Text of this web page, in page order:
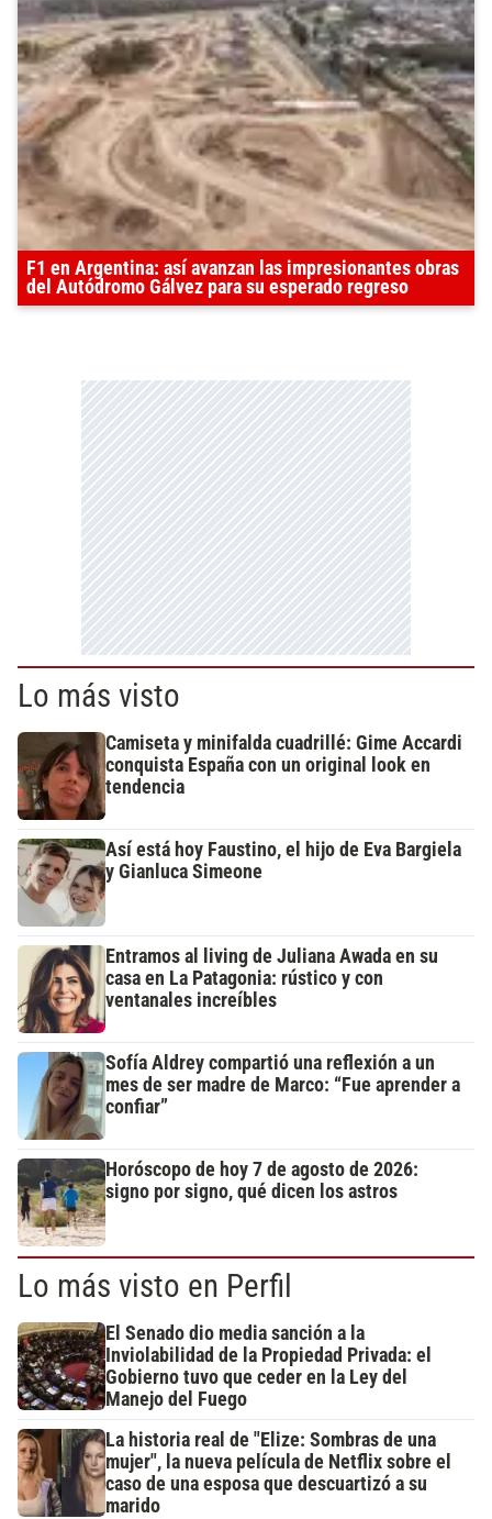
F1 en Argentina: así avanzan las impresionantes obras
del Autódromo Gálvez para su esperado regreso
Lo más visto
Camiseta y minifalda cuadrillé: Gime Accardi
conquista España con un original look en
tendencia
Así está hoy Faustino, el hijo de Eva Bargiela
y Gianluca Simeone
Entramos al living de Juliana Awada en su
casa en La Patagonia: rústico y con
ventanales increíbles
Sofía Aldrey compartió una reflexión a un
mes de ser madre de Marco: “Fue aprender a
confiar”
Horóscopo de hoy 7 de agosto de 2026:
signo por signo, qué dicen los astros
Lo más visto en Perfil
El Senado dio media sanción a la
Inviolabilidad de la Propiedad Privada: el
Gobierno tuvo que ceder en la Ley del
Manejo del Fuego
La historia real de "Elize: Sombras de una
mujer", la nueva película de Netflix sobre el
caso de una esposa que descuartizó a su
marido